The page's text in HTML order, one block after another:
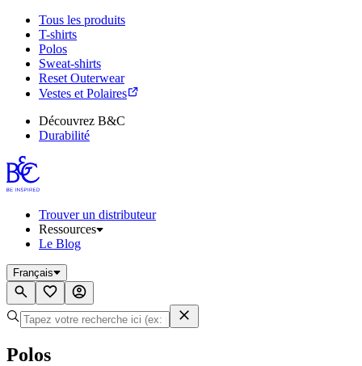
Tous les produits
T-shirts
Polos
Sweat-shirts
Reset Outerwear
Vestes et Polaires
Découvrez B&C
Durabilité
Trouver un distributeur
Ressources
Le Blog
Français
Polos